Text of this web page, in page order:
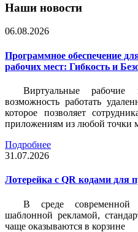
Наши новости
06.08.2026
Программное обеспечение
рабочих мест: Гибкость и
Виртуальные
возможность работать
которое позволяет
приложениям из любой точки
Подробнее
31.07.2026
Лотерейка c QR кодами для
В среде современной
шаблонной рекламой,
чаще оказываются в корзине